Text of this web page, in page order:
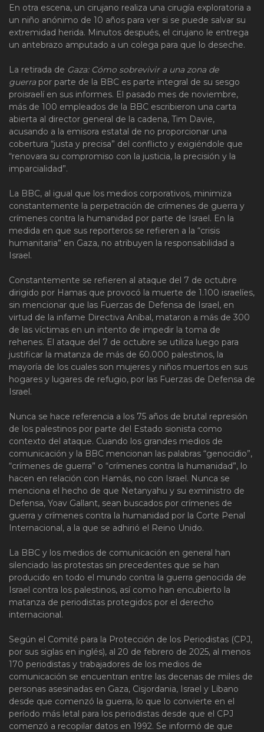
En otra escena, un cirujano realiza una cirugía exploratoria a
un niño anónimo de 10 años para ver si se puede salvar su
extremidad herida. Minutos después, el cirujano le entrega
un antebrazo amputado a un colega para que lo deseche.
La retirada de Gaza: Cómo sobrevivir a una zona de
guerra por parte de la BBC es parte integral de su sesgo
proisraelí en sus informes. El pasado mes de noviembre,
más de 100 empleados de la BBC escribieron una carta
abierta al director general de la cadena, Tim Davie,
acusando a la emisora estatal de no proporcionar una
cobertura “justa y precisa” del conflicto y exigiéndole que
“renovara su compromiso con la justicia, la precisión y la
imparcialidad”.
La BBC, al igual que los medios corporativos, minimiza
constantemente la perpetración de crímenes de guerra y
crímenes contra la humanidad por parte de Israel. En la
medida en que sus reporteros se refieren a la “crisis
humanitaria” en Gaza, no atribuyen la responsabilidad a
Israel.
Constantemente se refieren al ataque del 7 de octubre
dirigido por Hamas que provocó la muerte de 1.100 israelíes,
sin mencionar que las Fuerzas de Defensa de Israel, en
virtud de la infame Directiva Aníbal, mataron a más de 300
de las víctimas en un intento de impedir la toma de
rehenes. El ataque del 7 de octubre se utiliza luego para
justificar la matanza de más de 60.000 palestinos, la
mayoría de los cuales son mujeres y niños muertos en sus
hogares y lugares de refugio, por las Fuerzas de Defensa de
Israel.
Nunca se hace referencia a los 75 años de brutal represión
de los palestinos por parte del Estado sionista como
contexto del ataque. Cuando los grandes medios de
comunicación y la BBC mencionan las palabras “genocidio”,
“crímenes de guerra” o “crímenes contra la humanidad”, lo
hacen en relación con Hamás, no con Israel. Nunca se
menciona el hecho de que Netanyahu y su exministro de
Defensa, Yoav Gallant, sean buscados por crímenes de
guerra y crímenes contra la humanidad por la Corte Penal
Internacional, a la que se adhirió el Reino Unido.
La BBC y los medios de comunicación en general han
silenciado las protestas sin precedentes que se han
producido en todo el mundo contra la guerra genocida de
Israel contra los palestinos, así como han encubierto la
matanza de periodistas protegidos por el derecho
internacional.
Según el Comité para la Protección de los Periodistas (CPJ,
por sus siglas en inglés), al 20 de febrero de 2025, al menos
170 periodistas y trabajadores de los medios de
comunicación se encuentran entre las decenas de miles de
personas asesinadas en Gaza, Cisjordania, Israel y Líbano
desde que comenzó la guerra, lo que lo convierte en el
período más letal para los periodistas desde que el CPJ
comenzó a recopilar datos en 1992. Se informó de que